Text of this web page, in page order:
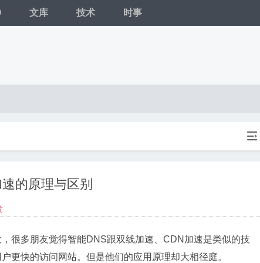
文库 技术 时事

的原理与区别
很多朋友觉得智能DNS跟双线加速、CDN加速是类似的技
更快的访问网站。但是他们的应用原理却大相径庭。